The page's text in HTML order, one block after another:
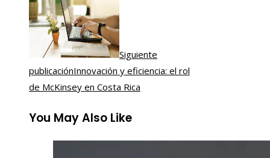
Siguiente
publicaciónInnovación y eficiencia: el rol
de McKinsey en Costa Rica
You May Also Like